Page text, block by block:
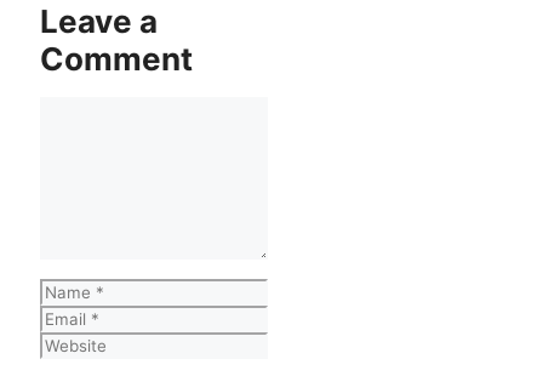
Leave a
Comment
Name
Email
Website